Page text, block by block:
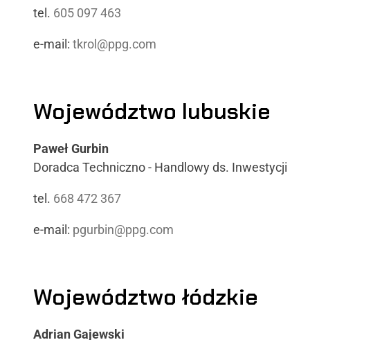
tel. 605 097 463
e-mail: tkrol@ppg.com
Województwo lubuskie
Paweł Gurbin
Doradca Techniczno - Handlowy ds. Inwestycji
tel. 668 472 367
e-mail: pgurbin@ppg.com
Województwo łódzkie
Adrian Gajewski